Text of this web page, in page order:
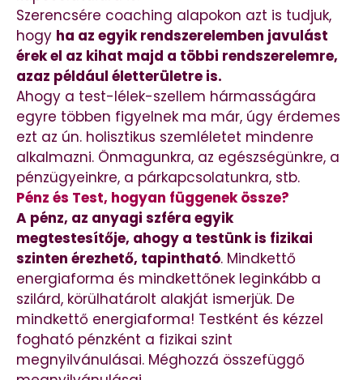
Szerencsére coaching alapokon azt is tudjuk,
hogy ha az egyik rendszerelemben javulást
érek el az kihat majd a többi rendszerelemre,
azaz például életterületre is.
Ahogy a test-lélek-szellem hármasságára
egyre többen figyelnek ma már, úgy érdemes
ezt az ún. holisztikus szemléletet mindenre
alkalmazni. Önmagunkra, az egészségünkre, a
pénzügyeinkre, a párkapcsolatunkra, stb.
Pénz és Test, hogyan függenek össze?
A pénz, az anyagi szféra egyik
megtestesítője, ahogy a testünk is fizikai
szinten érezhető, tapintható. Mindkettő
energiaforma és mindkettőnek leginkább a
szilárd, körülhatárolt alakját ismerjük. De
mindkettő energiaforma! Testként és kézzel
fogható pénzként a fizikai szint
megnyilvánulásai. Méghozzá összefüggő